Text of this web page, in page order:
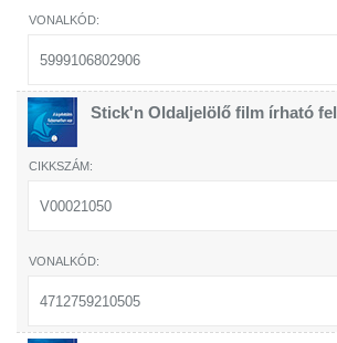
5999106802906
Stick'n Oldaljelölő film írható
V00021050
4712759210505